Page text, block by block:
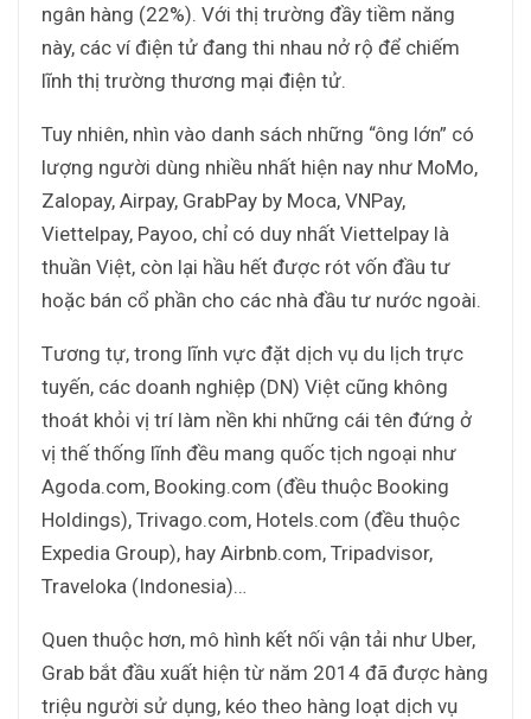
ngân hàng (22%). Với thị trường đầy tiềm năng
này, các ví điện tử đang thi nhau nở rộ để chiếm
lĩnh thị trường thương mại điện tử.
Tuy nhiên, nhìn vào danh sách những “ông lớn” có
lượng người dùng nhiều nhất hiện nay như MoMo,
Zalopay, Airpay, GrabPay by Moca, VNPay,
Viettelpay, Payoo, chỉ có duy nhất Viettelpay là
thuần Việt, còn lại hầu hết được rót vốn đầu tư
hoặc bán cổ phần cho các nhà đầu tư nước ngoài.
Tương tự, trong lĩnh vực đặt dịch vụ du lịch trực
tuyến, các doanh nghiệp (DN) Việt cũng không
thoát khỏi vị trí làm nền khi những cái tên đứng ở
vị thế thống lĩnh đều mang quốc tịch ngoại như
Agoda.com, Booking.com (đều thuộc Booking
Holdings), Trivago.com, Hotels.com (đều thuộc
Expedia Group), hay Airbnb.com, Tripadvisor,
Traveloka (Indonesia)…
Quen thuộc hơn, mô hình kết nối vận tải như Uber,
Grab bắt đầu xuất hiện từ năm 2014 đã được hàng
triệu người sử dụng, kéo theo hàng loạt dịch vụ